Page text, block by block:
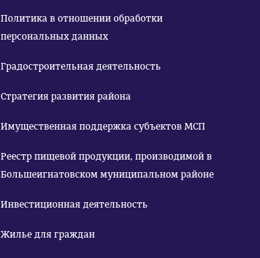
Политика в отношении обработки
персональных данных
Градостроительная деятельность
Стратегия развития района
Имущественная поддержка субъектов МСП
Реестр пищевой продукции, производимой в
Большеигнатовском муниципальном районе
Инвестиционная деятельность
Жилье для граждан